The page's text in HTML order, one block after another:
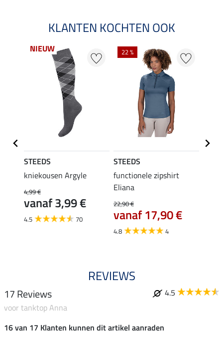
KLANTEN KOCHTEN OOK
NIEUW
STEEDS
kniekousen Argyle
4,99 €
vanaf 3,99 €
4.5 70
22 %
STEEDS
functionele zipshirt
Eliana
22,90 €
vanaf 17,90 €
4.8 4
REVIEWS
17 Reviews
4.5
voor tanktop Anna
16 van 17 Klanten kunnen dit artikel aanraden